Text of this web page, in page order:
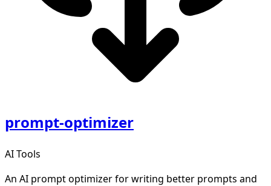
prompt-optimizer
AI Tools
An AI prompt optimizer for writing better prompts and